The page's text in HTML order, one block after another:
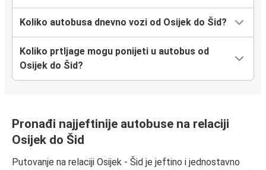
Koliko autobusa dnevno vozi od Osijek do Šid?
Koliko prtljage mogu ponijeti u autobus od
Osijek do Šid?
Pronađi najjeftinije autobuse na relaciji
Osijek do Šid
Putovanje na relaciji Osijek - Šid je jeftino i jednostavno